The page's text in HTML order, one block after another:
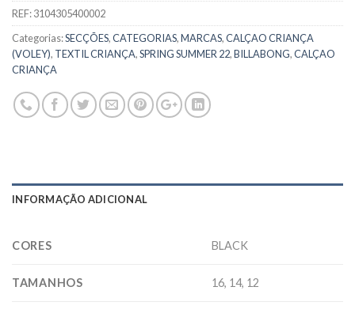
REF:3104305400002
Categorias:SECÇÕES,CATEGORIAS,MARCAS,CALÇAO CRIANÇA
(VOLEY), TEXTIL CRIANÇA,SPRING SUMMER 22,BILLABONG,CALÇAO
CRIANÇA
INFORMAÇÃO ADICIONAL
CORES BLACK
TAMANHOS 16, 14, 12